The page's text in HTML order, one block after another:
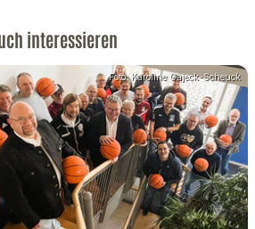
interessieren
Foto: Karoline Gajeck-Scheuck